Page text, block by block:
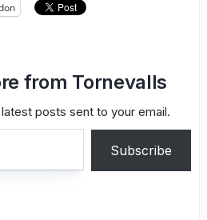
from Tornevalls
posts sent to your email.
Subscribe